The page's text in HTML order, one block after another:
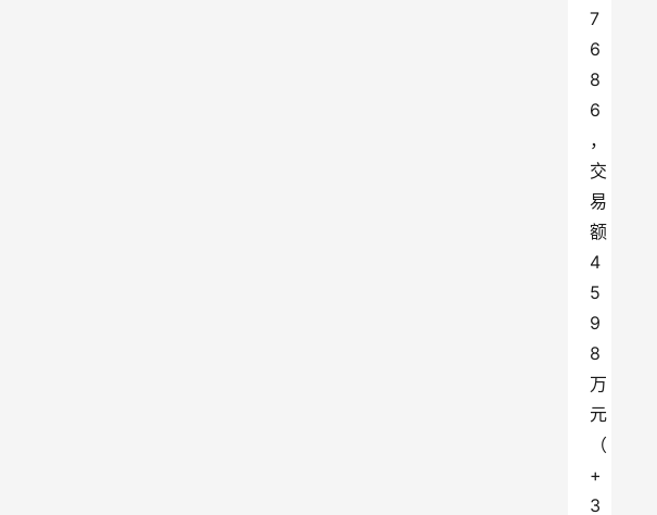
7
6
8
6
，
交
易
额
4
5
9
8
万
元
（
+
3